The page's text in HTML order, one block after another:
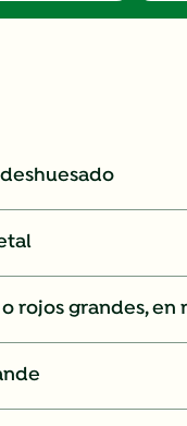
rojos grandes, en